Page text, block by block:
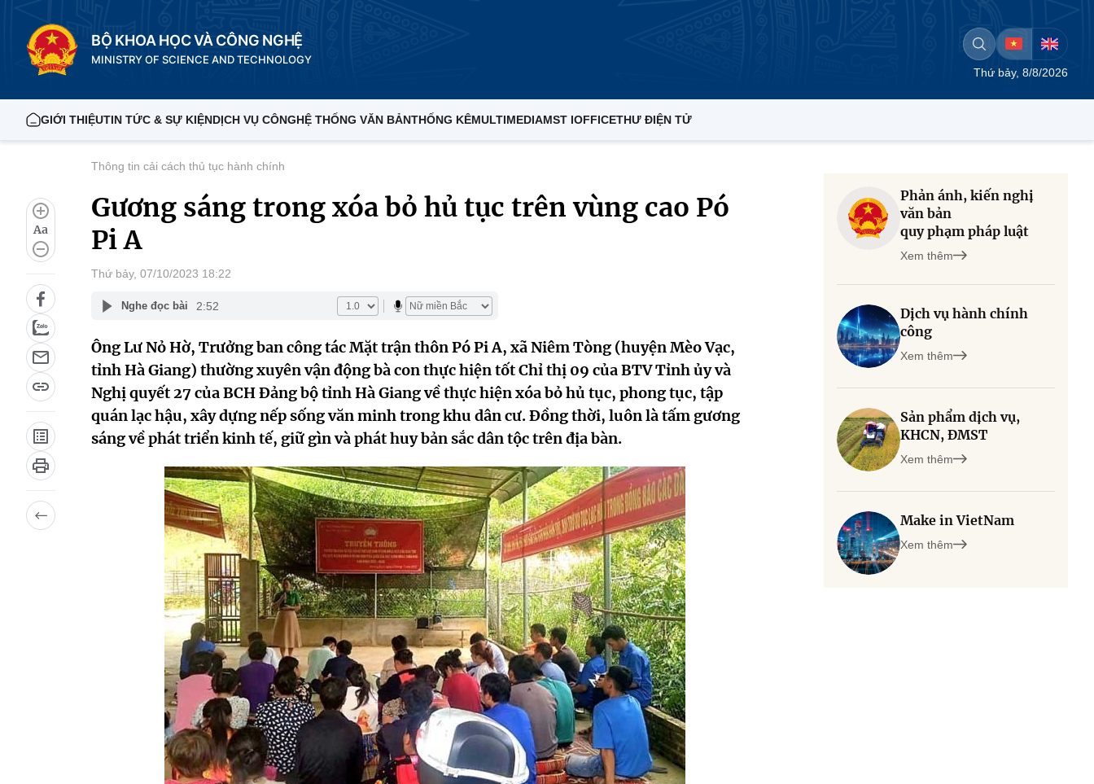
BỘ KHOA HỌC VÀ CÔNG NGHỆ
MINISTRY OF SCIENCE AND TECHNOLOGY
Thứ bảy, 8/8/2026
GIỚI THIỆUTIN TỨC & SỰ KIỆNDỊCH VỤ CÔNGHỆ THỐNG VĂN BẢNTHỐNG KÊMULTIMEDIAMST IOFFICETHƯ ĐIỆN TỬ
Aa
Thông tin cải cách thủ tục hành chính
Gương sáng trong xóa bỏ hủ tục trên vùng cao Pó
Pi A
Thứ bảy, 07/10/2023 18:22
Nghe đọc bài 2:52
Ông Lư Nỏ Hờ, Trưởng ban công tác Mặt trận thôn Pó Pi A, xã Niêm Tòng (huyện Mèo Vạc,
tỉnh Hà Giang) thường xuyên vận động bà con thực hiện tốt Chỉ thị 09 của BTV Tỉnh ủy và
Nghị quyết 27 của BCH Đảng bộ tỉnh Hà Giang về thực hiện xóa bỏ hủ tục, phong tục, tập
quán lạc hậu, xây dựng nếp sống văn minh trong khu dân cư. Đồng thời, luôn là tấm gương
sáng về phát triển kinh tế, giữ gìn và phát huy bản sắc dân tộc trên địa bàn.
Phản ánh, kiến nghị
văn bản
quy phạm pháp luật
Xem thêm
Dịch vụ hành chính
công
Xem thêm
Sản phẩm dịch vụ,
KHCN, ĐMST
Xem thêm
Make in VietNam
Xem thêm